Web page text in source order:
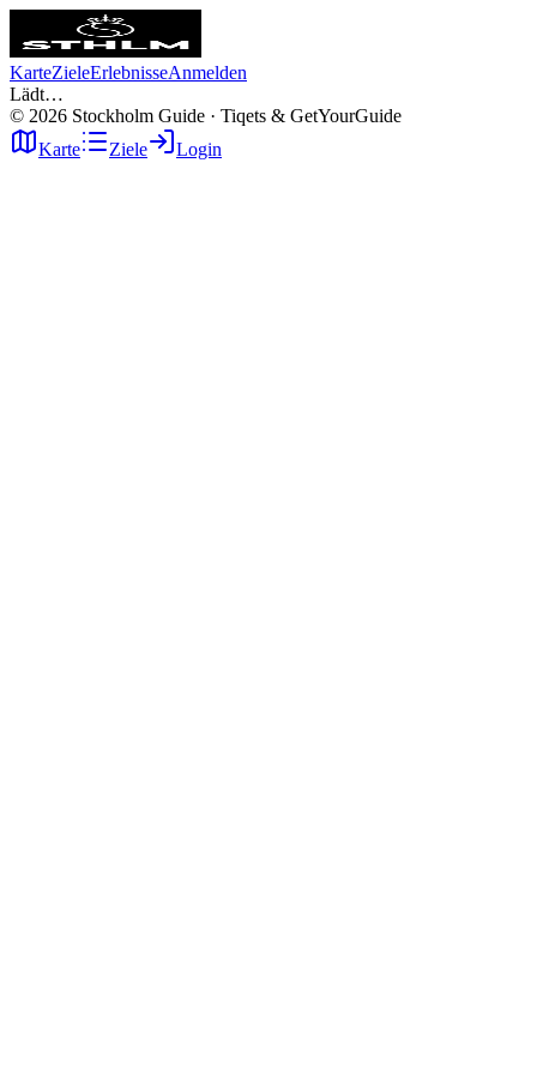
KarteZieleErlebnisseAnmelden
Lädt…
© 2026 Stockholm Guide · Tiqets & GetYourGuide
Karte
Ziele Login